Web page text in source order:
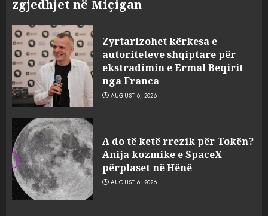
zgjedhjet në Miçigan
Zyrtarizohet kërkesa e
autoriteteve shqiptare për
ekstradimin e Ermal Beqirit
nga Franca
AUGUST 6, 2026
A do të ketë rrezik për Tokën?
Anija kozmike e SpaceX
përplaset në Hënë
AUGUST 6, 2026